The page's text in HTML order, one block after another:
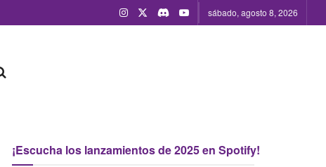
sábado, agosto 8, 2026
¡Escucha los lanzamientos de 2025 en Spotify!